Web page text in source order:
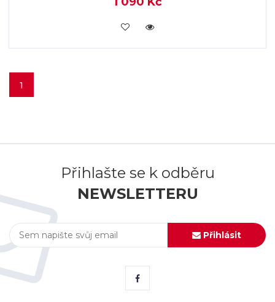
VLOŽIT DO KOŠÍKU
1
Přihlašte se k odběru
NEWSLETTERU
Přihlásit